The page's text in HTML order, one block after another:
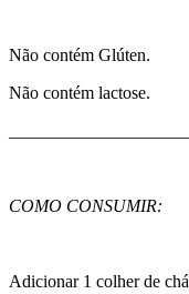
Não contém Glúten.
Não contém lactose.
COMO CONSUMIR:
Adicionar 1 colher de